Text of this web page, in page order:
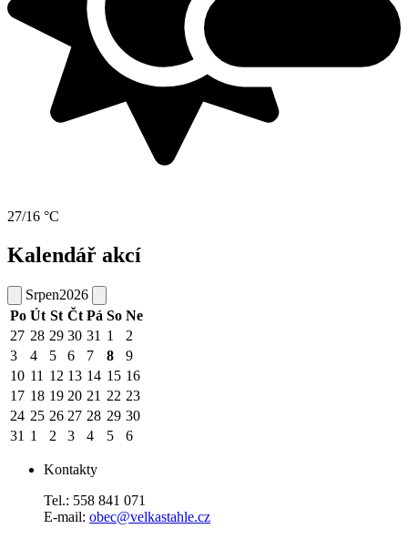
27/16 °C
Kalendář akcí
Srpen2026
Po Út St Čt Pá So Ne
27 28 29 30 31 1
2
3
4 5 6 7 8
9
10 11 12 13 14 15 16
17 18 19 20 21 22 23
24 25 26 27 28 29 30
31 1 2 3 4 5 6
Kontakty
Tel.: 558 841 071
E-mail: obec@velkastahle.cz